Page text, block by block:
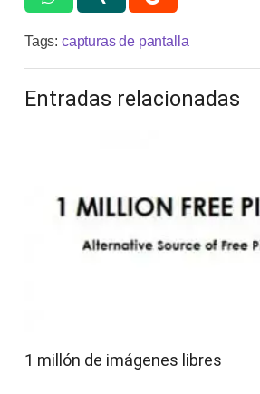
Tags: capturas de pantalla
Entradas relacionadas
1 millón de imágenes libres